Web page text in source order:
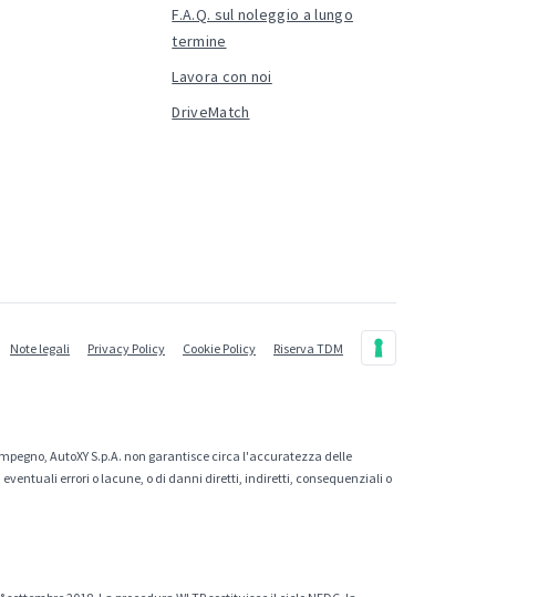
F.A.Q. sul noleggio a lungo
termine
Lavora con noi
DriveMatch
Note legali Privacy Policy Cookie Policy Riserva TDM
AutoXY S.p.A. non garantisce circa l'accuratezza delle
eventuali errori o lacune, o di danni diretti, indiretti, consequenziali o